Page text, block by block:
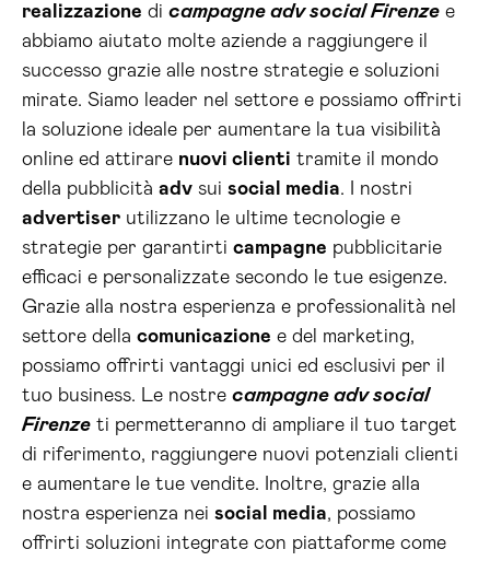
realizzazione di campagne adv social Firenze e
abbiamo aiutato molte aziende a raggiungere il
successo grazie alle nostre strategie e soluzioni
mirate. Siamo leader nel settore e possiamo offrirti
la soluzione ideale per aumentare la tua visibilità
online ed attirare nuovi clienti tramite il mondo
della pubblicità adv sui social media. I nostri
advertiser utilizzano le ultime tecnologie e
strategie per garantirti campagne pubblicitarie
efficaci e personalizzate secondo le tue esigenze.
Grazie alla nostra esperienza e professionalità nel
settore della comunicazione e del marketing,
possiamo offrirti vantaggi unici ed esclusivi per il
tuo business. Le nostre campagne adv social
Firenze ti permetteranno di ampliare il tuo target
di riferimento, raggiungere nuovi potenziali clienti
e aumentare le tue vendite. Inoltre, grazie alla
nostra esperienza nei social media, possiamo
offrirti soluzioni integrate con piattaforme come